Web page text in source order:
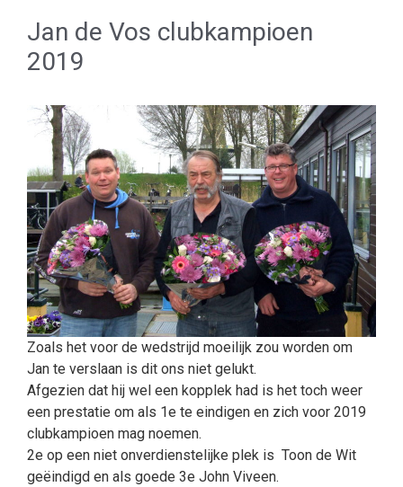
Jan de Vos clubkampioen
2019
Zoals het voor de wedstrijd moeilijk zou worden om
Jan te verslaan is dit ons niet gelukt.
Afgezien dat hij wel een kopplek had is het toch weer
een prestatie om als 1e te eindigen en zich voor 2019
clubkampioen mag noemen.
2e op een niet onverdienstelijke plek is Toon de Wit
geëindigd en als goede 3e John Viveen.